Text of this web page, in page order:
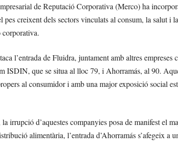
de Reputació Corporativa (Merco) ha
creixent dels sectors vinculats al consum, la salut i
corporativa.
l’entrada de Fluidra, juntament amb altres
ISDIN, que se situa al lloc 79, i Ahorramás, al 90.
al consumidor i amb una major exposició social
irrupció d’aquestes companyies posa de manifest el
alimentària, l’entrada d’Ahorramás s’afegeix a